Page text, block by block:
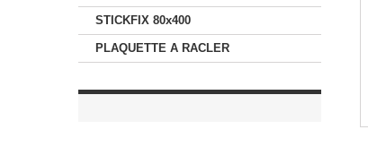
STICKFIX 80x400
PLAQUETTE A RACLER